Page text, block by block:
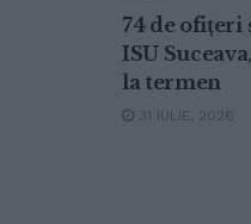
74 de ofițeri
ISU
la termen
31 IULIE, 2026